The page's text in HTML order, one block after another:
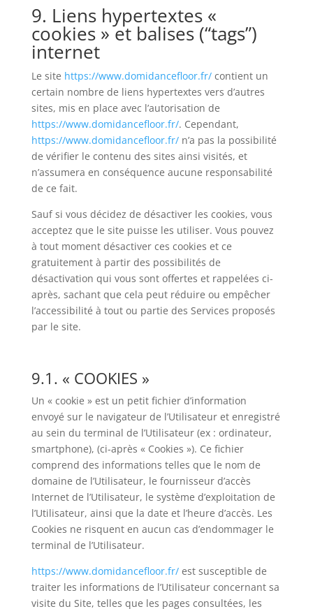
9. Liens hypertextes «
cookies » et balises (“tags”)
internet
Le site https://www.domidancefloor.fr/contient un
certain nombre de liens hypertextes vers d’autres
sites, mis en place avec l’autorisation de
https://www.domidancefloor.fr/. Cependant,
https://www.domidancefloor.fr/n’a pas la possibilité
de vérifier le contenu des sites ainsi visités, et
n’assumera en conséquence aucune responsabilité
de ce fait.
Sauf si vous décidez de désactiver les cookies, vous
acceptez que le site puisse les utiliser. Vous pouvez
à tout moment désactiver ces cookies et ce
gratuitement à partir des possibilités de
désactivation qui vous sont offertes et rappelées ci-
après, sachant que cela peut réduire ou empêcher
l’accessibilité à tout ou partie des Services proposés
par le site.
9.1. « COOKIES »
Un « cookie » est un petit fichier d’information
envoyé sur le navigateur de l’Utilisateur et enregistré
au sein du terminal de l’Utilisateur (ex : ordinateur,
smartphone), (ci-après « Cookies »). Ce fichier
comprend des informations telles que le nom de
domaine de l’Utilisateur, le fournisseur d’accès
Internet de l’Utilisateur, le système d’exploitation de
l’Utilisateur, ainsi que la date et l’heure d’accès. Les
Cookies ne risquent en aucun cas d’endommager le
terminal de l’Utilisateur.
https://www.domidancefloor.fr/est susceptible de
traiter les informations de l’Utilisateur concernant sa
visite du Site, telles que les pages consultées, les